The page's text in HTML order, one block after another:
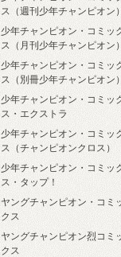
ス（週刊少年チャンピオン）
少年チャンピオン・コミッ
ス（月刊少年チャンピオン）
少年チャンピオン・コミッ
ス（別冊少年チャンピオン）
少年チャンピオン・コミッ
ス・エクストラ
少年チャンピオン・コミッ
ス（チャンピオンクロス）
少年チャンピオン・コミッ
ス・タップ！
ヤングチャンピオン・コミ
クス
ヤングチャンピオン烈コミ
クス